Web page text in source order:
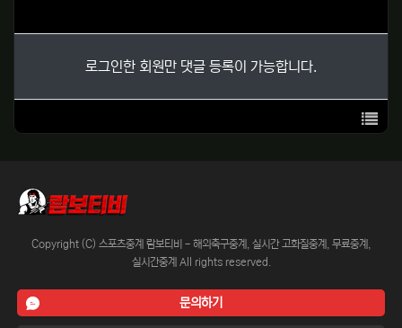
로그인한 회원만 댓글 등록이 가능합니다.
목록
Copyright (C) 스포츠중계 람보티비 - 해외축구중계, 실시간 고화질중계, 무료중계,
실시간중계 All rights reserved.
문의하기